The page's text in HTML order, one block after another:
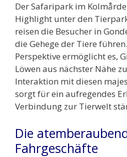
Der Safaripark im
Highlight unter den
reisen die Besucher in
die Gehege der Tiere
Perspektive ermöglicht es,
Löwen aus nächster Nähe
Interaktion mit diesen
sorgt für ein aufregendes
Verbindung zur Tierwelt
Die
Fahrgeschäfte